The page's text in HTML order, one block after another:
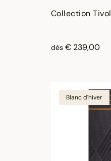
Collection
dès € 239,00
Blanc d'hiver